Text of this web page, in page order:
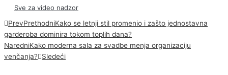
Sve za video nadzor
PrevPrethodniKako se letnji stil promenio i zašto jednostavna
garderoba dominira tokom toplih dana?
NaredniKako moderna sala za svadbe menja organizaciju
venčanja? Sledeći